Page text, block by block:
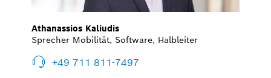
Athanassios Kaliudis
Sprecher Mobilität, Software, Halbleiter
+49 711 811-7497